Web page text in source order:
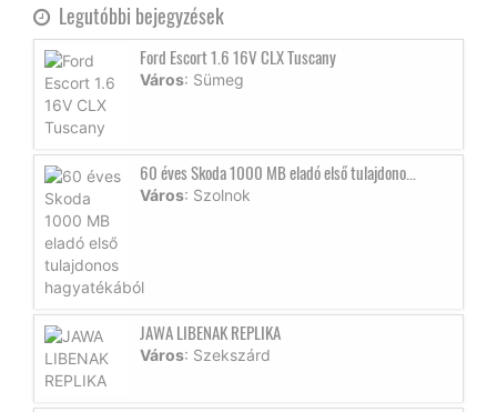
Legutóbbi bejegyzések
Ford Escort 1.6 16V CLX Tuscany
Város: Sümeg
60 éves Skoda 1000 MB eladó első tulajdono...
Város: Szolnok
JAWA LIBENAK REPLIKA
Város: Szekszárd